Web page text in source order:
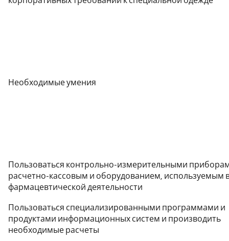
Необходимые умения
Пользоваться контрольно-измерительными
расчетно-кассовым и оборудованием, используемым
фармацевтической деятельности
Пользоваться специализированными программами и
продуктами информационных систем и производить
необходимые расчеты